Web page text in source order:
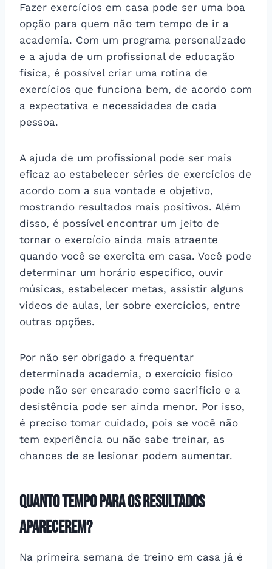
Fazer exercícios em casa pode ser uma boa
opção para quem não tem tempo de ir a
academia. Com um programa personalizado
e a ajuda de um profissional de educação
física, é possível criar uma rotina de
exercícios que funciona bem, de acordo com
a expectativa e necessidades de cada
pessoa.
A ajuda de um profissional pode ser mais
eficaz ao estabelecer séries de exercícios de
acordo com a sua vontade e objetivo,
mostrando resultados mais positivos. Além
disso, é possível encontrar um jeito de
tornar o exercício ainda mais atraente
quando você se exercita em casa. Você pode
determinar um horário específico, ouvir
músicas, estabelecer metas, assistir alguns
vídeos de aulas, ler sobre exercícios, entre
outras opções.
Por não ser obrigado a frequentar
determinada academia, o exercício físico
pode não ser encarado como sacrifício e a
desistência pode ser ainda menor. Por isso,
é preciso tomar cuidado, pois se você não
tem experiência ou não sabe treinar, as
chances de se lesionar podem aumentar.
Quanto tempo para os resultados
aparecerem?
Na primeira semana de treino em casa já é